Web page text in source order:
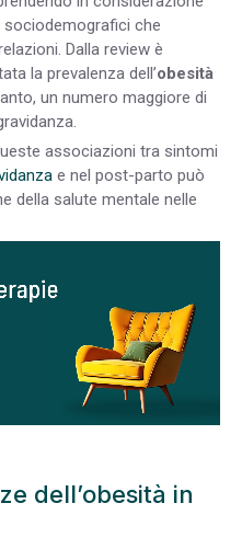
che
Dalla review è
la prevalenza dell’obesità
un numero maggiore di
associazioni tra sintomi
e nel post-parto può
della salute mentale nelle
dell’obesità in